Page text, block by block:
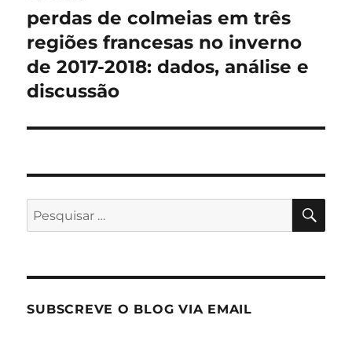
Artigo
seguinte:
perdas de colmeias em três
regiões francesas no inverno
de 2017-2018: dados, análise e
discussão
Pesquisar
por:
SUBSCREVE O BLOG VIA EMAIL